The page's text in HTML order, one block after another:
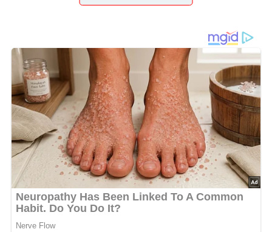
wie man ihn früher oft aus dem Handgelenk gezaubert
hat. Kein Schnickschnack, kein Chi-chi – sondern eine
Mahlzeit, die satt macht, duftet und richtig was hermacht.
Dieses Rezept verbindet
deftige Salami ,aromatische
Pilzeundcremige Eiermasse
zu einer Pfanne voll
Geschmack.
Ob zumschnellen Mittagin der Gartenlaube, als kräftiger
Start in den Tag oder als Abendessen mit einer Scheibe
Brot – diese Eierpfanne war (und ist!) ein echter
Allrounder in der Küche. Besonders schön: Die
Kombination ausknuspriger Salami,weich geschmorten
Pilzenundgestocktem Eilässt sich mit einfachen Mitteln